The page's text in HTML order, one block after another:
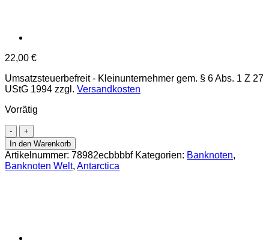
22,00 €
Umsatzsteuerbefreit - Kleinunternehmer gem. § 6 Abs. 1 Z 27
UStG 1994 zzgl. Versandkosten
Vorrätig
Antarctica
-
20
Dollars
30.8.2008,
In den Warenkorb
Artikelnummer: 78982ecbbbbf Kategorien: Banknoten,
Banknoten Welt, Antarctica